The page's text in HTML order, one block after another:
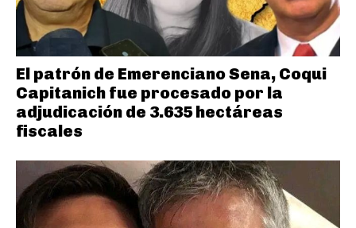
El patrón de Emerenciano Sena, Coqui
Capitanich fue procesado por la
adjudicación de 3.635 hectáreas
fiscales